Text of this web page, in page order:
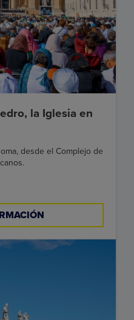
la Iglesia en
desde el Complejo de